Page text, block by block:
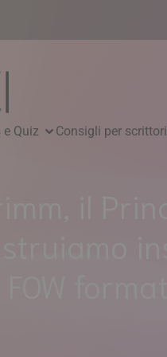
e Quiz Consigli per scrittori